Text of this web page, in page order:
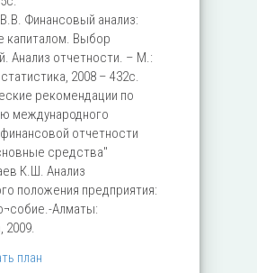
Финансовый анализ:
капиталом. Выбор
Анализ отчетности. – М.:
2008 – 432с.
рекомендации по
международного
отчетности
средства"
К.Ш. Анализ
положения предприятия:
Алматы:
2009.
план